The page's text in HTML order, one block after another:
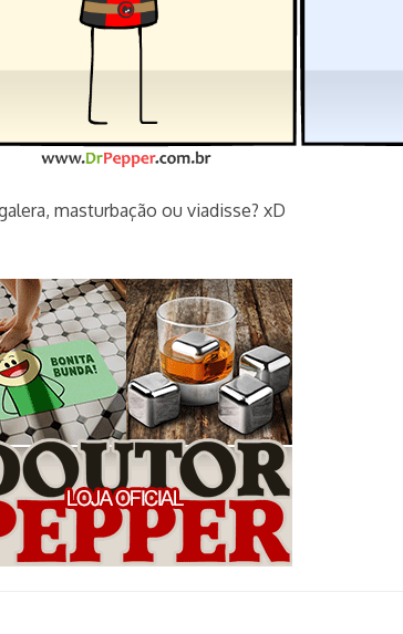
masturbação ou viadisse? xD